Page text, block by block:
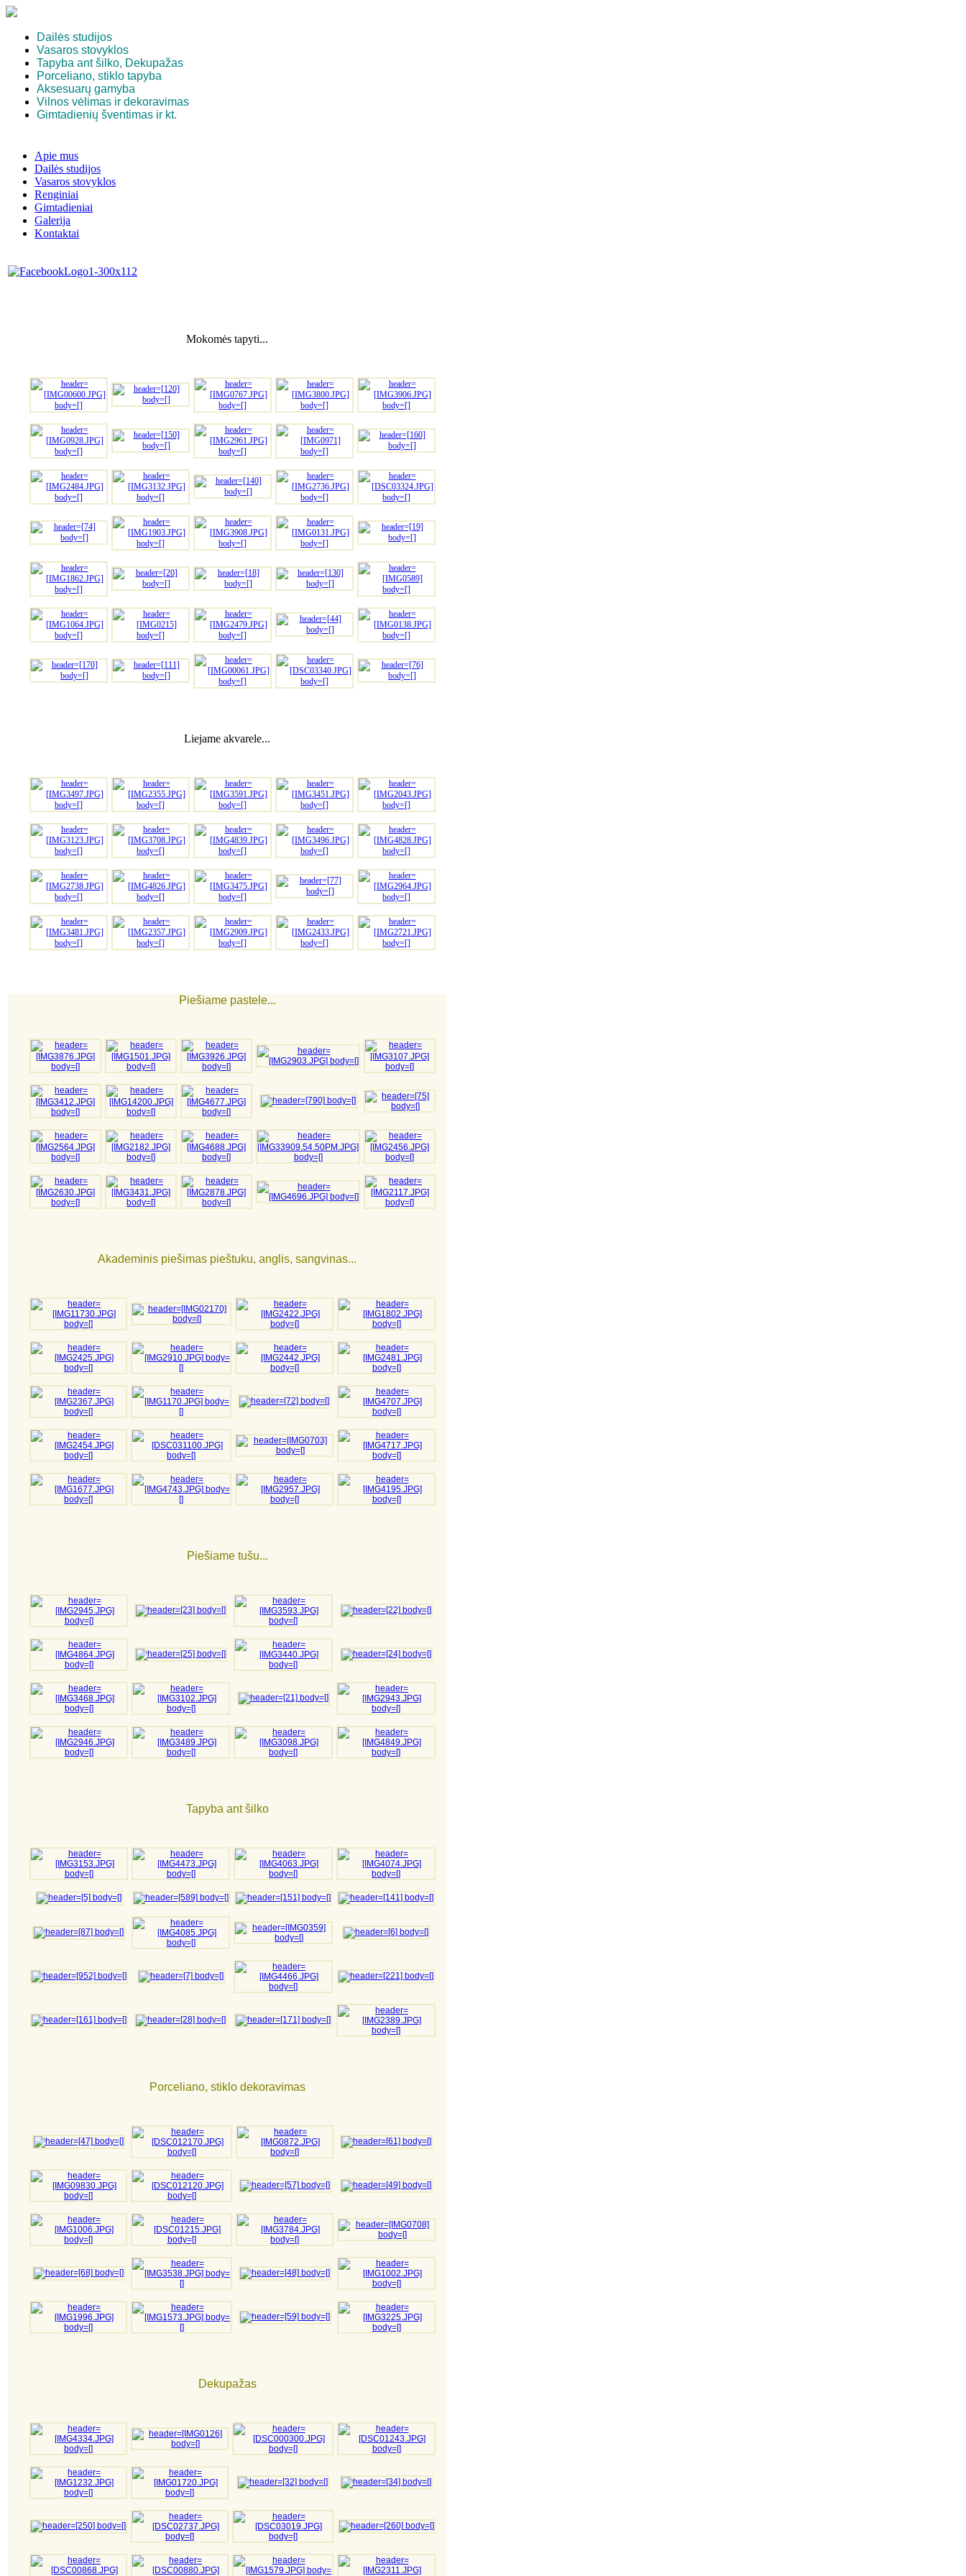
Dailės studijos
Vasaros stovyklos
Tapyba ant šilko, Dekupažas
Porceliano, stiklo tapyba
Aksesuarų gamyba
Vilnos vėlimas ir dekoravimas
Gimtadienių šventimas ir kt.
Apie mus
Dailės studijos
Vasaros stovyklos
Renginiai
Gimtadieniai
Galerija
Kontaktai
Mokomės tapyti...
Liejame akvarele...
Piešiame pastele...
Akademinis piešimas pieštuku, anglis, sangvinas...
Piešiame tušu...
Tapyba ant šilko
Porceliano, stiklo dekoravimas
Dekupažas